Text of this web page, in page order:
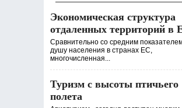
Экономическая структура
отдаленных территорий в
Сравнительно со средним
душу населения в странах ЕС,
многочисленная...
Туризм с высоты птичьего
полета